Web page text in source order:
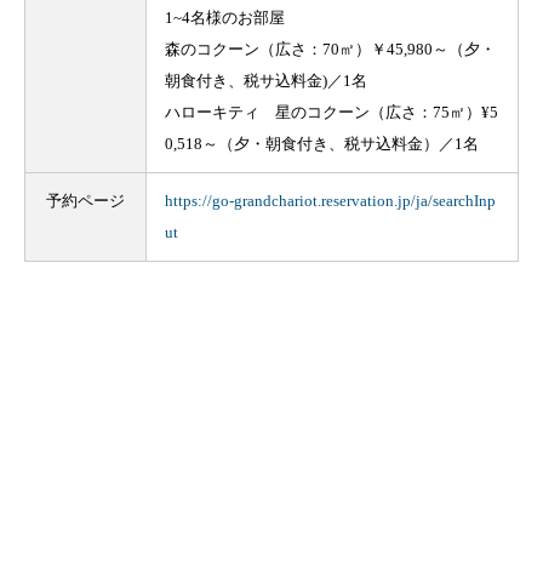
1~4名様のお部屋
森のコクーン（広さ：70㎡）￥45,980～（夕・
朝食付き、税サ込料金)／1名
ハローキティ 星のコクーン（広さ：75㎡）¥5
0,518～（夕・朝食付き、税サ込料金）／1名
予約ページ
https://go-grandchariot.reservation.jp/ja/searchInp
ut